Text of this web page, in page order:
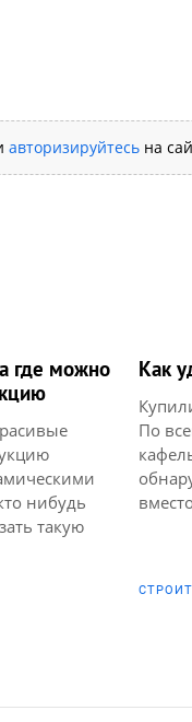
авторизируйтесьна
где можно
нибудь
такую
Как
По